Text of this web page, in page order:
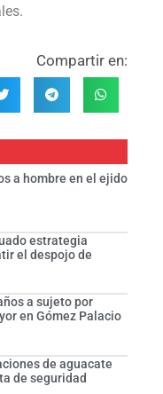
Compartir en:
a hombre en el ejido
estrategia
el despojo de
a sujeto por
en Gómez Palacio
de aguacate
de seguridad